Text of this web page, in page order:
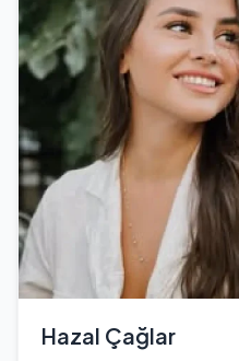
Kemal Atatürk lisesi'nde
Teknik Üniversitesi Metalurji
yüksek lisans öğrenimini
İşletme bölümlerinde
yılında Serdar Derekoy ve
kurduğu Yanki grubu ile
Müzik yarışmasında en iyi
grubu da en iyi performans,
aldı. 1997 yılında Evren
Değil” adlı bir grupta
1999 yılında Evren Gülçığ
müzik gurubunu kurdu.
grubu olan Gripin ilk
Namoğlu'nun solistliğini
Arda İnceoğlu , Murat
Hazal Çağlar